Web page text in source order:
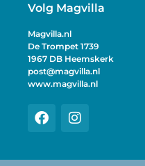
Volg Magvilla
Magvilla.nl
De Trompet 1739
1967 DB Heemskerk
post@magvilla.nl
www.magvilla.nl